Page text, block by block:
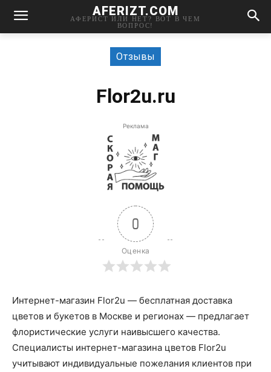
AFERIZT.COM
АФЕРИСТ ИЛИ НЕТ? ВОТ В ЧЕМ
ВОПРОС!
Отзывы
Flor2u.ru
Реклама
0
Оценка
Интернет-магазин Flor2u — бесплатная доставка
цветов и букетов в Москве и регионах — предлагает
флористические услуги наивысшего качества.
Специалисты интернет-магазина цветов Flor2u
учитывают индивидуальные пожелания клиентов при